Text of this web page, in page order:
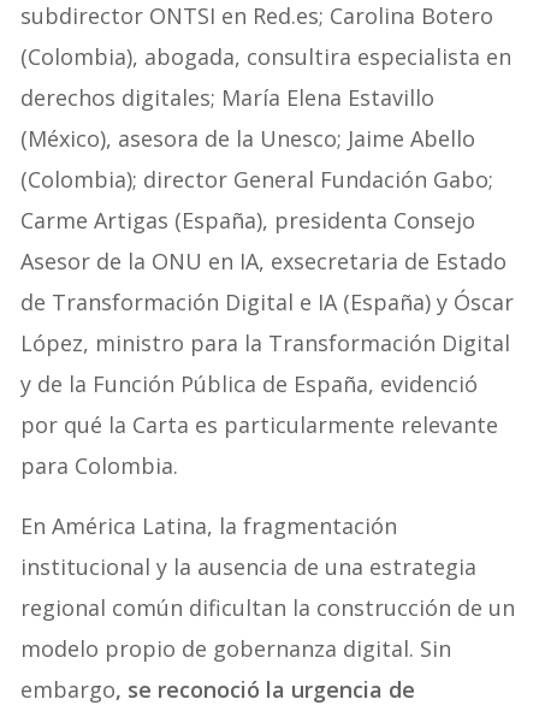
subdirector ONTSI en Red.es; ⁠Carolina Botero
(Colombia), abogada, consultira especialista en
derechos digitales;⁠ ⁠María Elena Estavillo
(México), asesora de la Unesco; Jaime Abello
(Colombia); director General Fundación Gabo;
⁠Carme Artigas (España), presidenta Consejo
Asesor de la ONU en IA, exsecretaria de Estado
de Transformación Digital e IA (España) y Óscar
López, ministro para la Transformación Digital
y de la Función Pública de España, evidenció
por qué la Carta es particularmente relevante
para Colombia.
En América Latina, la fragmentación
institucional y la ausencia de una estrategia
regional común dificultan la construcción de un
modelo propio de gobernanza digital. Sin
embargo, se reconoció la urgencia de